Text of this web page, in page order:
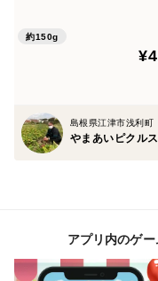
約150g
島根県江津市浅利町
やまあいピクルス
アプリ内のゲ